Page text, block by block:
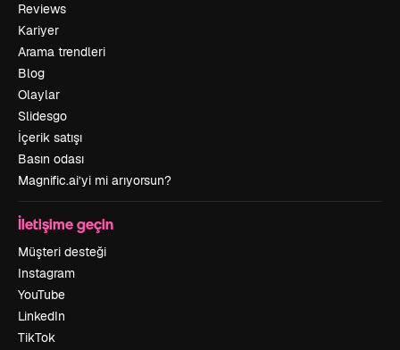
Reviews
Kariyer
Arama trendleri
Blog
Olaylar
Slidesgo
İçerik satışı
Basın odası
Magnific.ai’yi mi arıyorsun?
İletişime geçin
Müşteri desteği
Instagram
YouTube
LinkedIn
TikTok